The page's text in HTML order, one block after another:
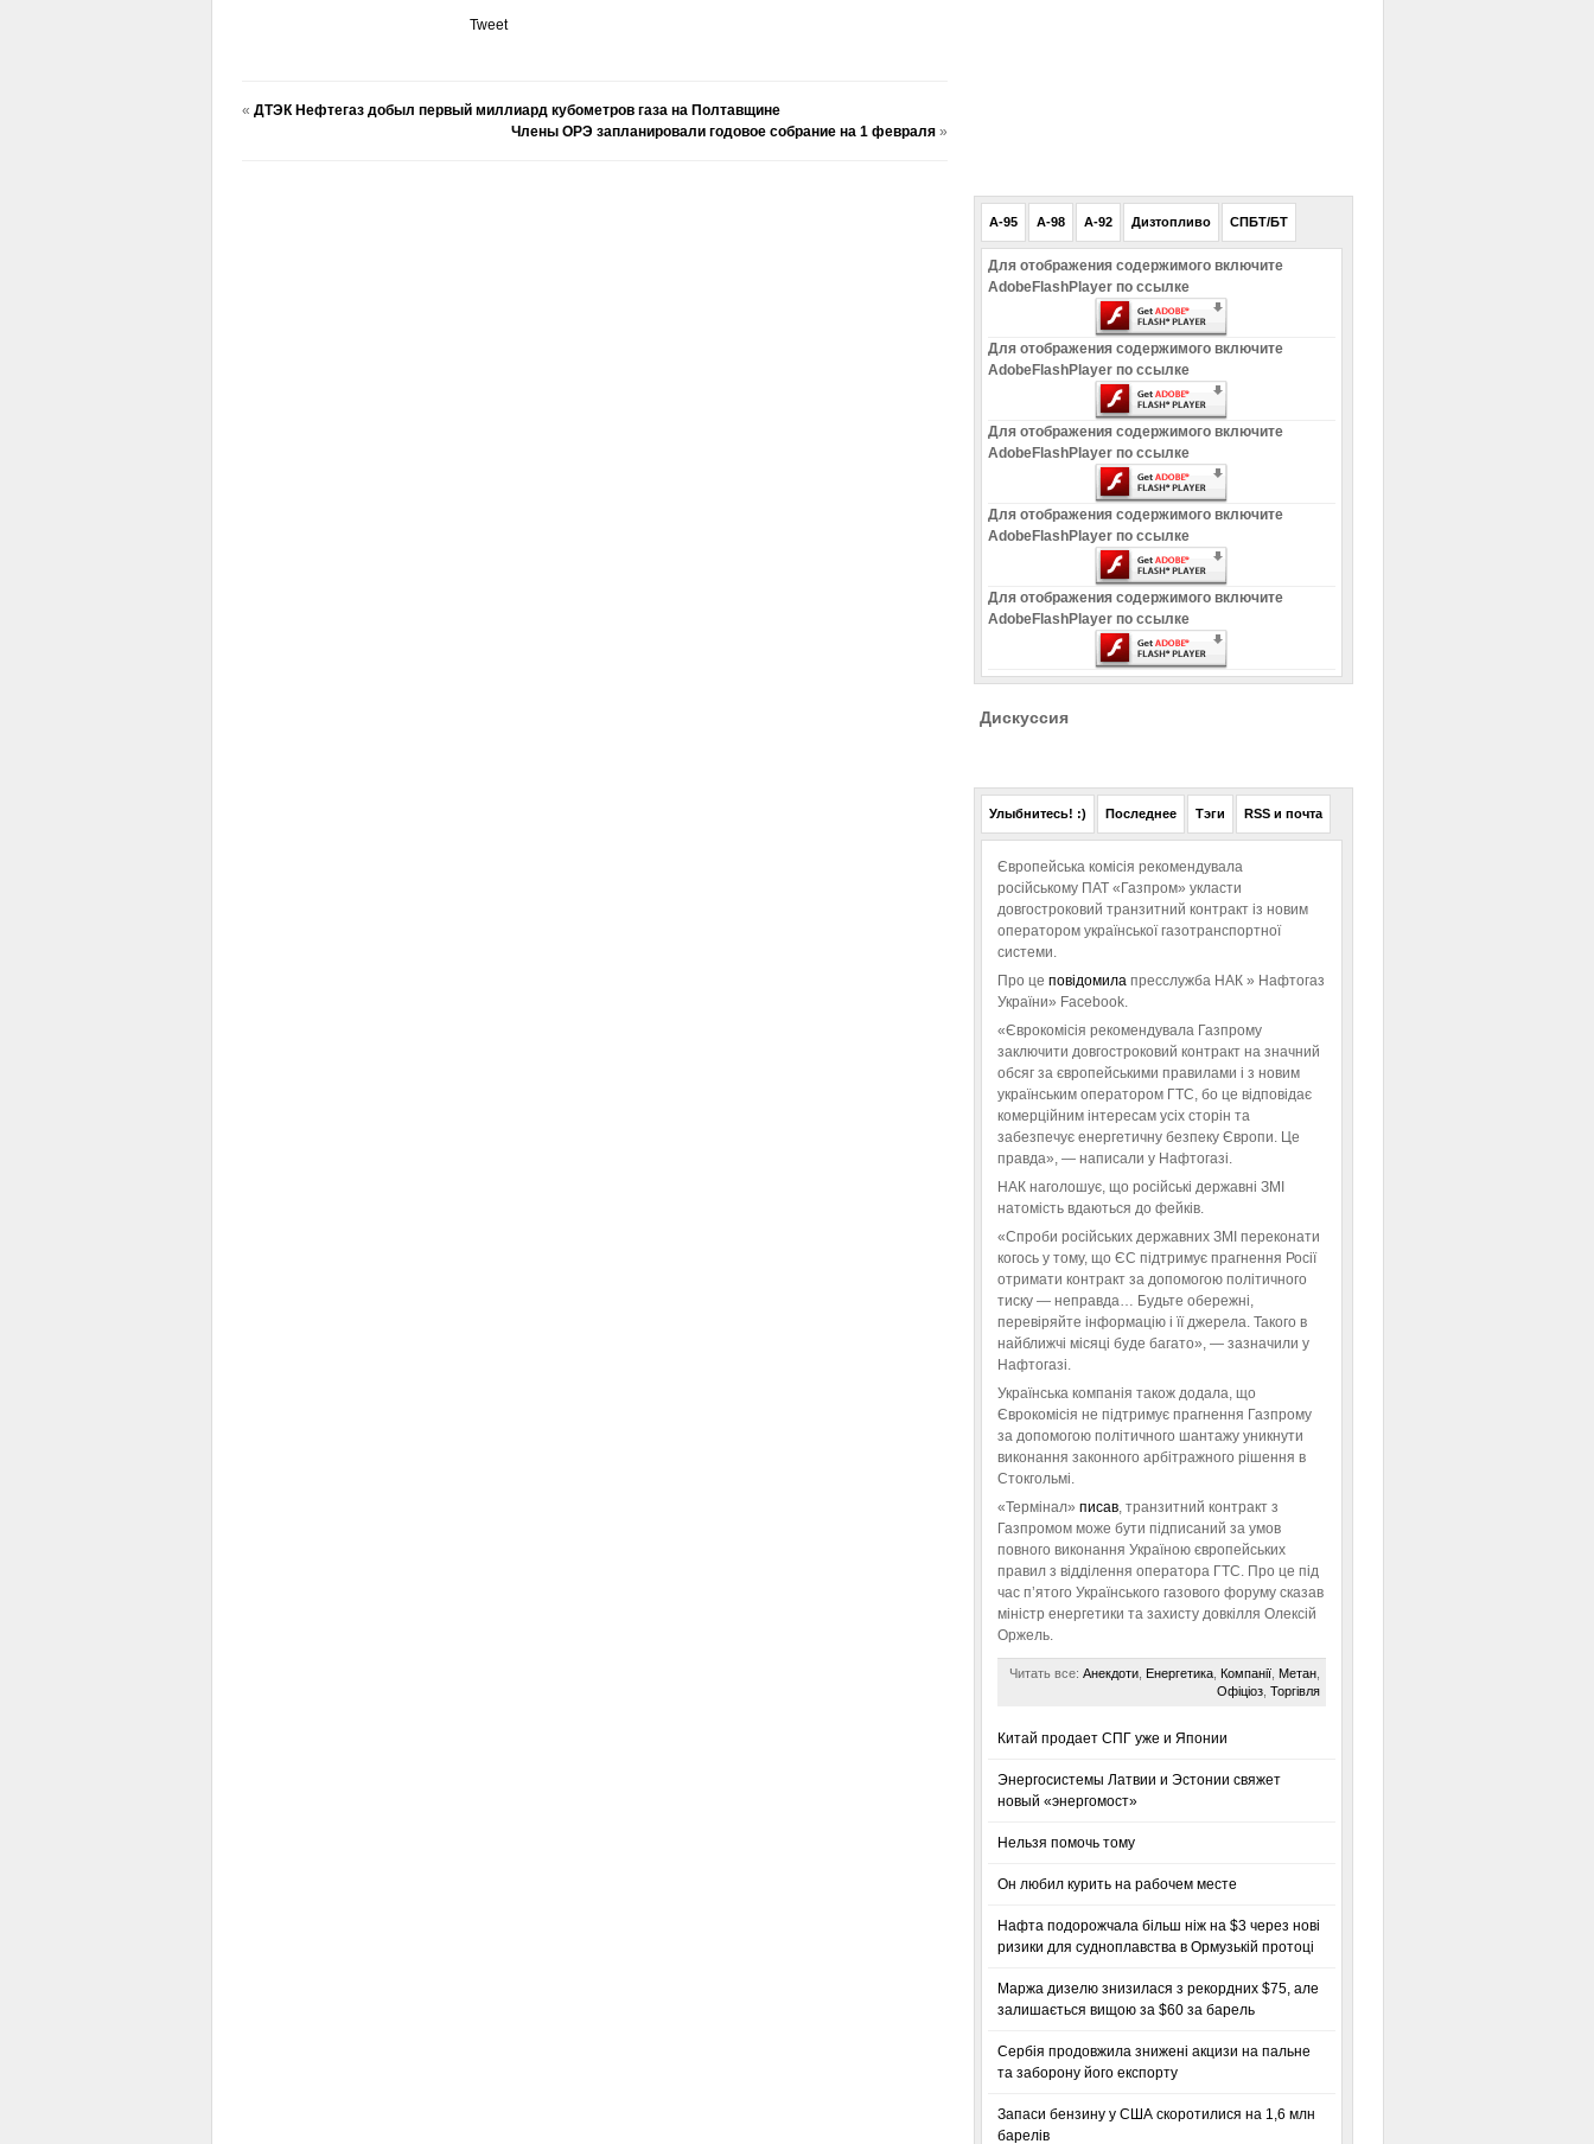
Tweet
« ДТЭК Нефтегаз добыл первый миллиард кубометров газа на Полтавщине
Члены ОРЭ запланировали годовое собрание на 1 февраля»
A-95 A-98 A-92 Дизтопливо СПБТ/БТ
Для отображения содержимого включите
AdobeFlashPlayer по ссылке
Для отображения содержимого включите
AdobeFlashPlayer по ссылке
Для отображения содержимого включите
AdobeFlashPlayer по ссылке
Для отображения содержимого включите
AdobeFlashPlayer по ссылке
Для отображения содержимого включите
AdobeFlashPlayer по ссылке
Дискуссия
Улыбнитесь! :) Последнее Тэги RSS и почта
Європейська комісія рекомендувала
російському ПАТ «Газпром» укласти
довгостроковий транзитний контракт із новим
оператором української газотранспортної
системи.
Про це повідомила пресслужба НАК » Нафтогаз
України» Facebook.
«Єврокомісія рекомендувала Газпрому
заключити довгостроковий контракт на значний
обсяг за європейськими правилами і з новим
українським оператором ГТС, бо це відповідає
комерційним інтересам усіх сторін та
забезпечує енергетичну безпеку Європи. Це
правда», — написали у Нафтогазі.
НАК наголошує, що російські державні ЗМІ
натомість вдаються до фейків.
«Спроби російських державних ЗМІ переконати
когось у тому, що ЄС підтримує прагнення Росії
отримати контракт за допомогою політичного
тиску — неправда… Будьте обережні,
перевіряйте інформацію і її джерела. Такого в
найближчі місяці буде багато», — зазначили у
Нафтогазі.
Українська компанія також додала, що
Єврокомісія не підтримує прагнення Газпрому
за допомогою політичного шантажу уникнути
виконання законного арбітражного рішення в
Стокгольмі.
«Термінал» писав, транзитний контракт з
Газпромом може бути підписаний за умов
повного виконання Україною європейських
правил з відділення оператора ГТС. Про це під
час п’ятого Українського газового форуму сказав
міністр енергетики та захисту довкілля Олексій
Оржель.
Читать все: Анекдоти, Енергетика, Компанії, Метан,
Офіціоз, Торгівля
Китай продает СПГ уже и Японии
Энергосистемы Латвии и Эстонии свяжет
новый «энергомост»
Нельзя помочь тому
Он любил курить на рабочем месте
Нафта подорожчала більш ніж на $3 через нові
ризики для судноплавства в Ормузькій протоці
Маржа дизелю знизилася з рекордних $75, але
залишається вищою за $60 за барель
Сербія продовжила знижені акцизи на пальне
та заборону його експорту
Запаси бензину у США скоротилися на 1,6 млн
барелів